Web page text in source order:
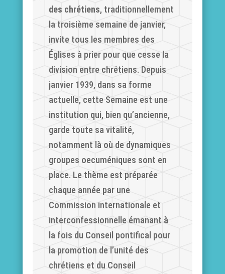
des chrétiens, traditionnellement
la troisième semaine de janvier,
invite tous les membres des
Églises à prier pour que cesse la
division entre chrétiens. Depuis
janvier 1939, dans sa forme
actuelle, cette Semaine est une
institution qui, bien qu’ancienne,
garde toute sa vitalité,
notamment là où de dynamiques
groupes oecuméniques sont en
place. Le thème est préparée
chaque année par une
Commission internationale et
interconfessionnelle émanant à
la fois du Conseil pontifical pour
la promotion de l’unité des
chrétiens et du Conseil